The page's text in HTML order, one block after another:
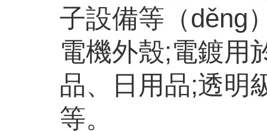
子設備等（děng
電機外殼;電鍍用
品、日用品;透明
等。